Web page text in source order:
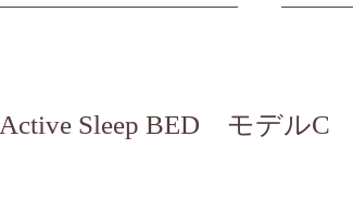
Active Sleep BED モデルC